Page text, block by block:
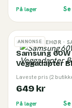
På lager
ANNONSE
MOBILTILBEHØR ·
Samsung 60W
Veggadapter
Laveste pris (2
649 kr
På lager